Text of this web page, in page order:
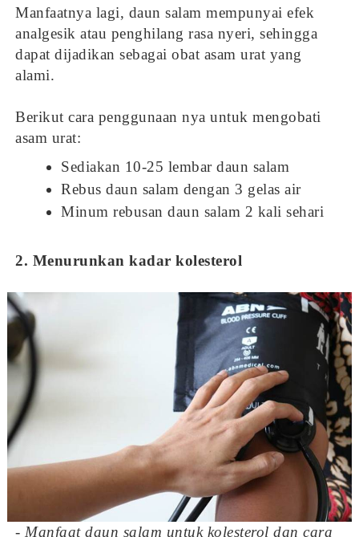
Manfaatnya lagi, daun salam mempunyai efek
analgesik atau penghilang rasa nyeri, sehingga
dapat dijadikan sebagai obat asam urat yang
alami.
Berikut cara penggunaan nya untuk mengobati
asam urat:
Sediakan 10-25 lembar daun salam
Rebus daun salam dengan 3 gelas air
Minum rebusan daun salam 2 kali sehari
2. Menurunkan kadar kolesterol
- Manfaat daun salam untuk kolesterol dan cara